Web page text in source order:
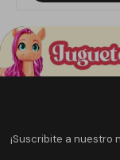
¡Suscribite a nuestro